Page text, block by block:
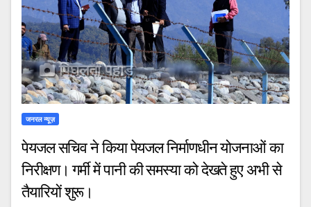
जनरल न्यूज़
पेयजल सचिव ने किया पेयजल निर्माणधीन योजनाओं का
निरीक्षण। गर्मी में पानी की समस्या को देखते हुए अभी से
तैयारियों शुरू।